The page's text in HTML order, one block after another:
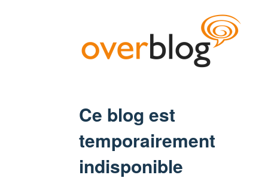
Ce blog est
temporairement
indisponible